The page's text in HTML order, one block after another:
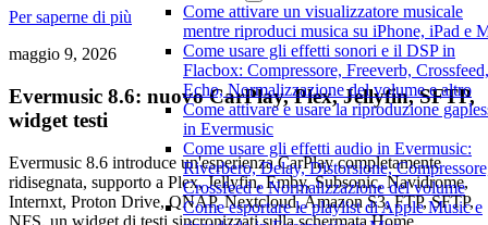
Come attivare un visualizzatore musicale
mentre riproduci musica su iPhone, iPad e
Come usare gli effetti sonori e il DSP in
Flacbox: Compressore, Freeverb, Crossfeed,
Echo, Normalizzazione del volume e altro
Come attivare e usare la riproduzione
in Evermusic
Come usare gli effetti audio in Evermusic:
Riverbero, Delay, Distorsione,
Crossfeed e Normalizzazione del volume
Come esportare le playlist di Apple Music e
Per saperne di più
maggio 9, 2026
Evermusic 8.6: nuovo CarPlay, Plex, Jellyfin, SFTP,
widget testi
Evermusic 8.6 introduce un'esperienza CarPlay completamente
ridisegnata, supporto a Plex, Jellyfin, Emby, Subsonic, Navidrome,
Internxt, Proton Drive, QNAP, Nextcloud, Amazon S3, FTP, SFTP,
NFS, un widget di testi sincronizzati sulla schermata Home,